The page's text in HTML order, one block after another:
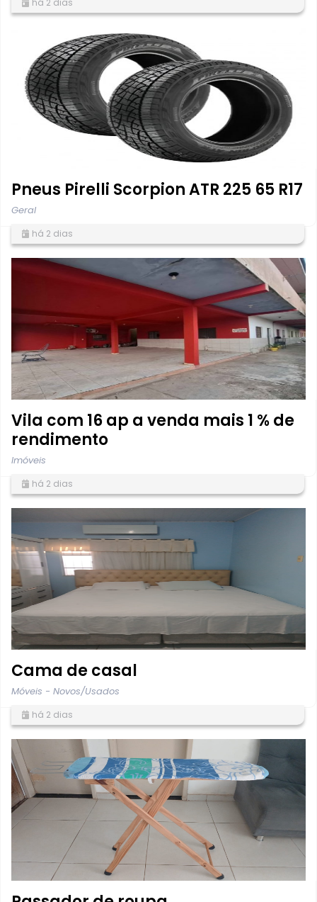
Pneus Pirelli Scorpion ATR 225 65 R17
Geral
há 2 dias
Vila com 16 ap a venda mais 1 % de
rendimento
Imóveis
há 2 dias
Cama de casal
Móveis - Novos/Usados
há 2 dias